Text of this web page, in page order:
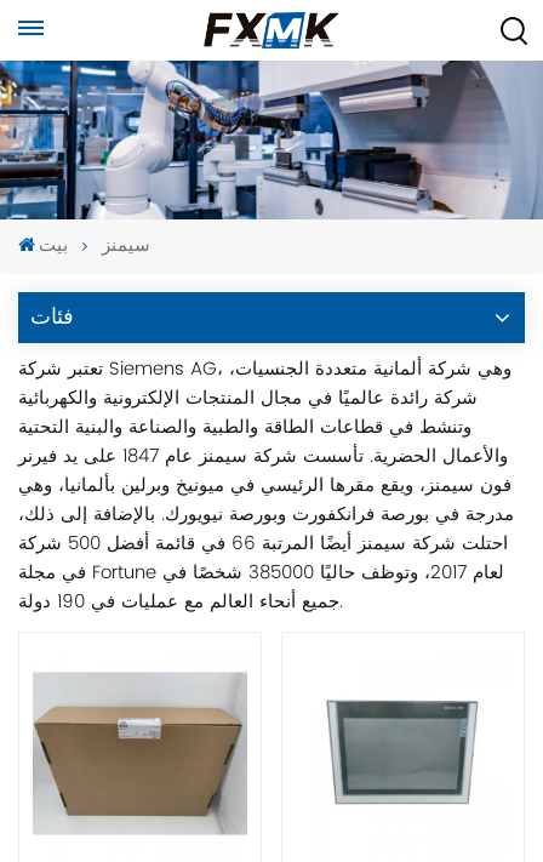
بيت سيمنز
فئات
تعتبر شركة Siemens AG، وهي شركة ألمانية متعددة الجنسيات،
شركة رائدة عالميًا في مجال المنتجات الإلكترونية والكهربائية
وتنشط في قطاعات الطاقة والطبية والصناعة والبنية التحتية
والأعمال الحضرية. تأسست شركة سيمنز عام 1847 على يد فيرنر
فون سيمنز، ويقع مقرها الرئيسي في ميونيخ وبرلين بألمانيا، وهي
مدرجة في بورصة فرانكفورت وبورصة نيويورك. بالإضافة إلى ذلك،
احتلت شركة سيمنز أيضًا المرتبة 66 في قائمة أفضل 500 شركة
في مجلة Fortune لعام 2017، وتوظف حاليًا 385000 شخصًا في
جميع أنحاء العالم مع عمليات في 190 دولة.